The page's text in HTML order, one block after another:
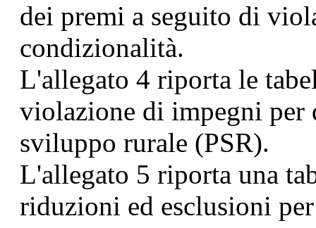
dei premi a seguito di
condizionalità.
L'allegato 4 riporta le
violazione di impegni per
sviluppo rurale (PSR).
L'allegato 5 riporta una
riduzioni ed esclusioni